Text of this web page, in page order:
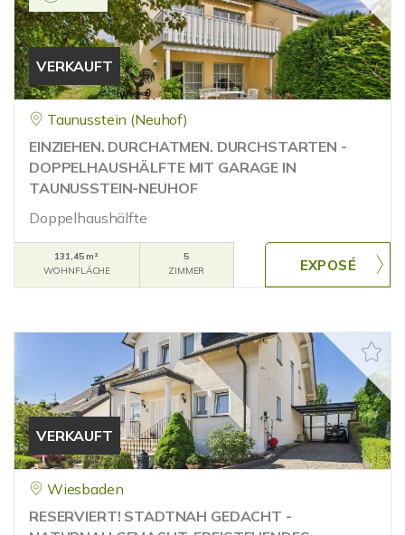
VERKAUFT
Taunusstein (Neuhof)
EINZIEHEN. DURCHATMEN. DURCHSTARTEN -
DOPPELHAUSHÄLFTE MIT GARAGE IN
TAUNUSSTEIN-NEUHOF
Doppelhaushälfte
131,45 m²
WOHNFLÄCHE
5
ZIMMER
VERKAUFT
Wiesbaden
RESERVIERT! STADTNAH GEDACHT -